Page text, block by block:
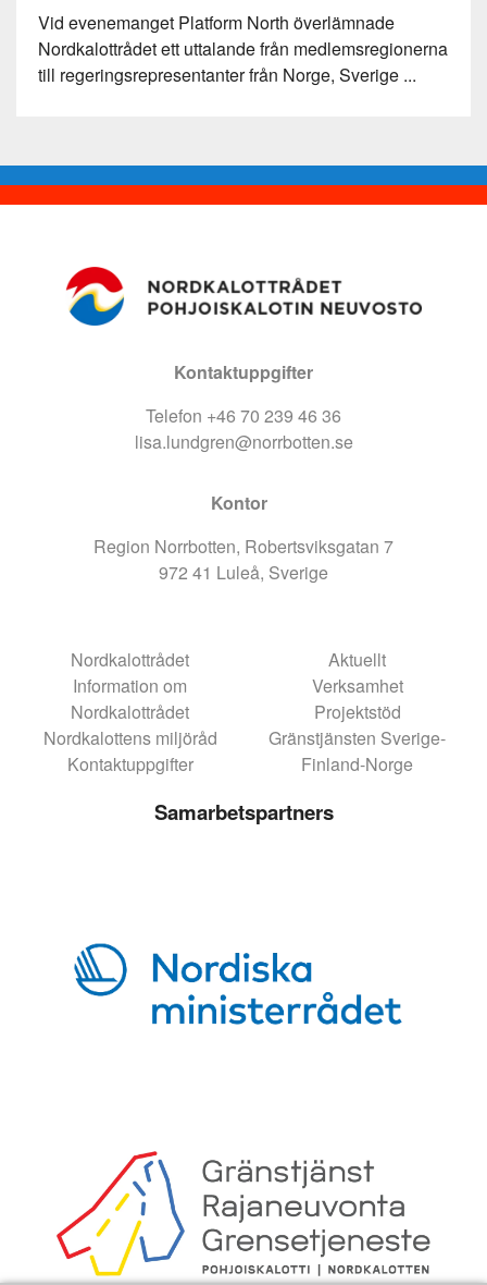
Vid evenemanget Platform North överlämnade
Nordkalottrådet ett uttalande från medlemsregionerna
till regeringsrepresentanter från Norge, Sverige ...
Kontaktuppgifter
Telefon +46 70 239 46 36
lisa.lundgren@norrbotten.se
Kontor
Region Norrbotten, Robertsviksgatan 7
972 41 Luleå, Sverige
Nordkalottrådet
Aktuellt
Information om
Nordkalottrådet
Verksamhet
Projektstöd
Gränstjänsten Sverige-
Finland-Norge
Nordkalottens miljöråd
Kontaktuppgifter
Samarbetspartners